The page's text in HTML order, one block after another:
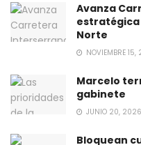
Avanza
estratégica
Norte
NOVIEMBRE
Marcelo
gabinete
JUNIO 20, 2026
Bloquean